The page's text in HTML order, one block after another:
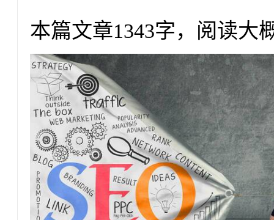
本篇文章1343字，阅读大